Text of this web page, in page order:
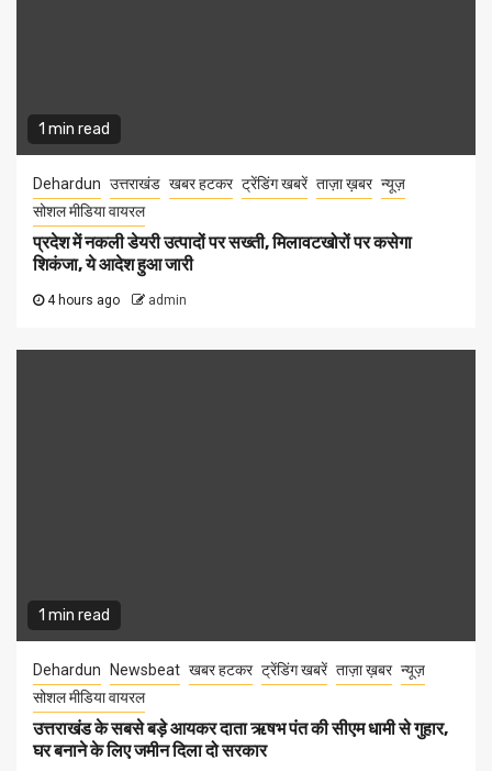
1 min read
Dehardun उत्तराखंड खबर हटकर ट्रेंडिंग खबरें ताज़ा ख़बर न्यूज़
सोशल मीडिया वायरल
प्रदेश में नकली डेयरी उत्पादों पर सख्ती, मिलावटखोरों पर कसेगा
शिकंजा, ये आदेश हुआ जारी
4 hours ago admin
1 min read
Dehardun Newsbeat खबर हटकर ट्रेंडिंग खबरें ताज़ा ख़बर न्यूज़
सोशल मीडिया वायरल
उत्तराखंड के सबसे बड़े आयकर दाता ऋषभ पंत की सीएम धामी से गुहार,
घर बनाने के लिए जमीन दिला दो सरकार